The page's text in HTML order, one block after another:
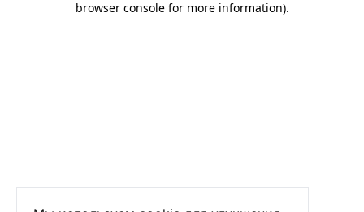
browser console for more information).